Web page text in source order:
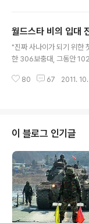
이 날 처음 알게 되었다. 물
적 이점에 비해서는 확실
아니라는 생각이 들었다.
지난 43년간 19만여명의
월드스타 비의 입대
"진짜 사나이가 되기 위한
한 306보충대, 그동안
른 것도 없었다. 군대는 어
이다. 그동안 누려왔던 자
지 통제와 명령에 의해 보
문이다. 그 누구라도 군대
순 없다. 그저 묵묵히 참고
고독한 자신과의 싸움이
번 입대 현장을 취재하는
80 67 2011.
이 블로그 인기글